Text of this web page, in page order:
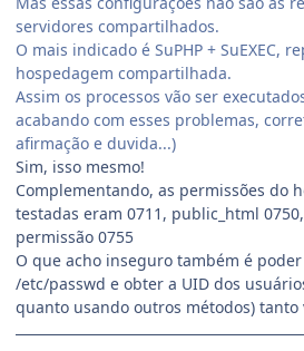
servidores compartilhados.
O mais indicado é SuPHP + SuEXEC,
hospedagem compartilhada.
Assim os processos vão ser
acabando com esses problemas,
afirmação e duvida...)
Sim, isso mesmo!
Complementando, as permissões do
testadas eram 0711, public_html
permissão 0755
O que acho inseguro também é
/etc/passwd e obter a UID dos
quanto usando outros métodos) tanto